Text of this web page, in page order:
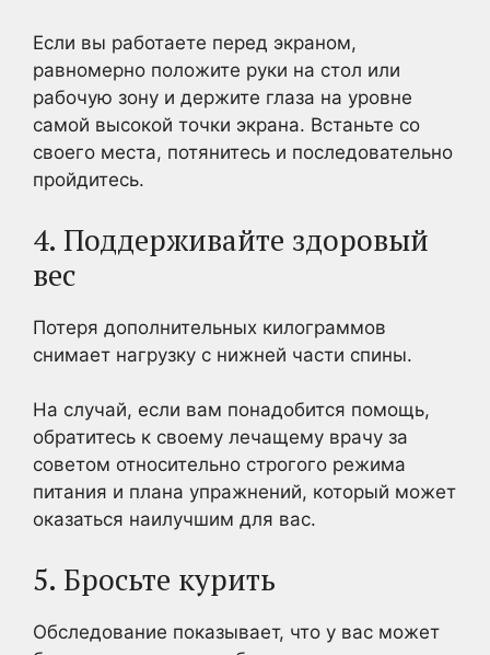
Если вы работаете перед экраном,
равномерно положите руки на стол или
рабочую зону и держите глаза на уровне
самой высокой точки экрана. Встаньте со
своего места, потянитесь и последовательно
пройдитесь.
4. Поддерживайте здоровый
вес
Потеря дополнительных килограммов
снимает нагрузку с нижней части спины.
На случай, если вам понадобится помощь,
обратитесь к своему лечащему врачу за
советом относительно строгого режима
питания и плана упражнений, который может
оказаться наилучшим для вас.
5. Бросьте курить
Обследование показывает, что у вас может